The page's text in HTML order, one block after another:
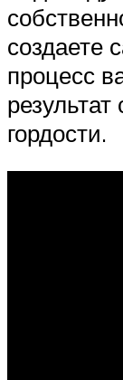
создаете
процесс
гордости.